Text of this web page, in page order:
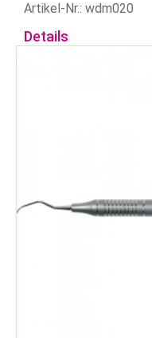
Artikel-Nr.: wdm020
Details